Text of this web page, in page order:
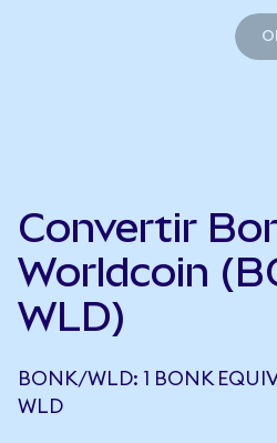
Convertir
Worldcoin
WLD)
BONK/WLD: 1 BONK
WLD